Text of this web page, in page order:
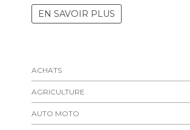
EN SAVOIR PLUS
ACHATS
AGRICULTURE
AUTO MOTO